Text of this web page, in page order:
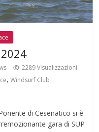
2289 Visualizzazioni
,Windsurf Club
di Cesenatico si è
gara di SUP